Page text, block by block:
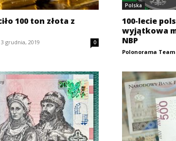
100 ton złota z
3 grudnia, 2019 0
Polska
100-lecie
wyjątkowa
NBP
Polonorama Team